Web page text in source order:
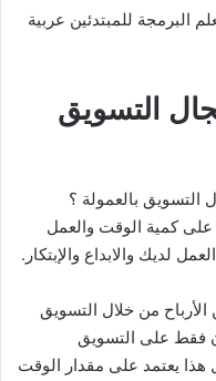
يوتيوب لتعلم البرمجة للمبتدئين عربية
التسويق
التسويق بالعمولة ؟
كمية الوقت والعمل
لديك والابداع والإبتكار.
من خلال التسويق
فقط على التسويق
هذا يعتمد على مقدار الوقت